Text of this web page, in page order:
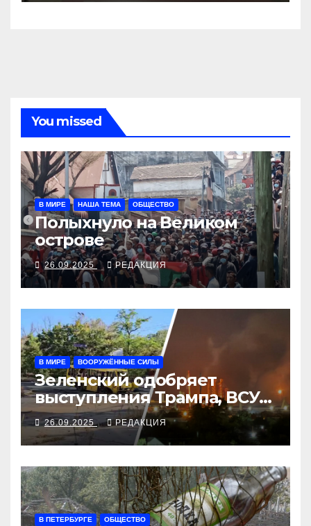
You missed
В МИРЕ НАША ТЕМА ОБЩЕСТВО
Полыхнуло на Великом
острове
26.09.2025 РЕДАКЦИЯ
В МИРЕ ВООРУЖЁННЫЕ СИЛЫ
Зеленский одобряет
выступления Трампа, ВСУ
закрыли Добропольский
рубеж
26.09.2025 РЕДАКЦИЯ
В ПЕТЕРБУРГЕ ОБЩЕСТВО